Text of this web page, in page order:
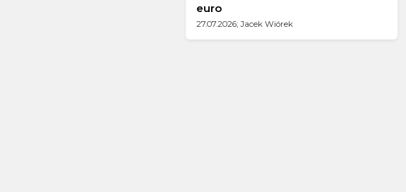
euro
27.07.2026; Jacek Wiórek